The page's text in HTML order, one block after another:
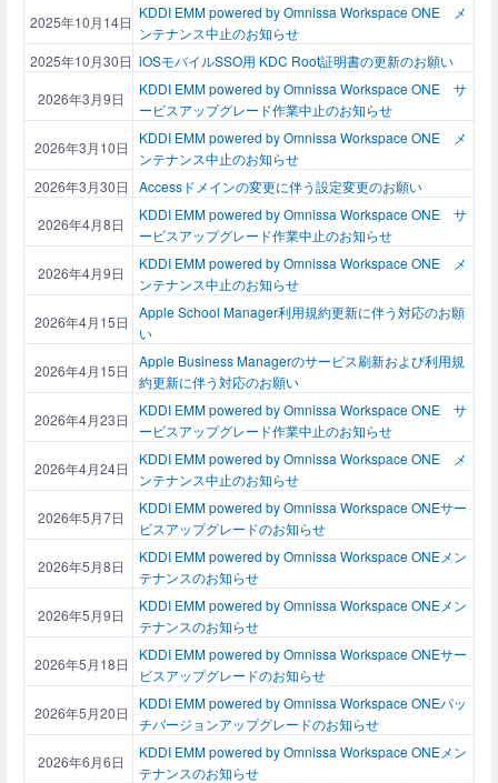
2025年10月14日
KDDI EMM powered by Omnissa Workspace ONE メ
ンテナンス中止のお知らせ
2025年10月30日 iOSモバイルSSO用 KDC Root証明書の更新のお願い
2026年3月9日
KDDI EMM powered by Omnissa Workspace ONE サ
ービスアップグレード作業中止のお知らせ
2026年3月10日
KDDI EMM powered by Omnissa Workspace ONE メ
ンテナンス中止のお知らせ
2026年3月30日
Accessドメインの変更に伴う設定変更のお願い
2026年4月8日
KDDI EMM powered by Omnissa Workspace ONE サ
ービスアップグレード作業中止のお知らせ
2026年4月9日
KDDI EMM powered by Omnissa Workspace ONE メ
ンテナンス中止のお知らせ
2026年4月15日
Apple School Manager利用規約更新に伴う対応のお願
い
2026年4月15日
Apple Business Managerのサービス刷新および利用規
約更新に伴う対応のお願い
2026年4月23日
KDDI EMM powered by Omnissa Workspace ONE サ
ービスアップグレード作業中止のお知らせ
2026年4月24日
KDDI EMM powered by Omnissa Workspace ONE メ
ンテナンス中止のお知らせ
2026年5月7日
KDDI EMM powered by Omnissa Workspace ONEサー
ビスアップグレードのお知らせ
2026年5月8日
KDDI EMM powered by Omnissa Workspace ONEメン
テナンスのお知らせ
2026年5月9日
KDDI EMM powered by Omnissa Workspace ONEメン
テナンスのお知らせ
2026年5月18日
KDDI EMM powered by Omnissa Workspace ONEサー
ビスアップグレードのお知らせ
2026年5月20日
KDDI EMM powered by Omnissa Workspace ONEパッ
チバージョンアップグレードのお知らせ
2026年6月6日
KDDI EMM powered by Omnissa Workspace ONEメン
テナンスのお知らせ